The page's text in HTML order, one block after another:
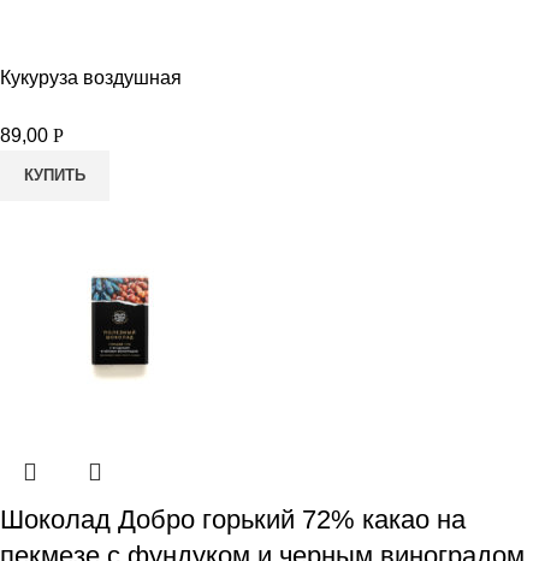
Кукуруза воздушная
89,00 Р
КУПИТЬ
Шоколад Добро горький 72% какао на